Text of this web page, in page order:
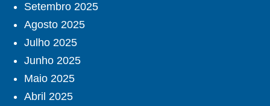
Setembro 2025
Agosto 2025
Julho 2025
Junho 2025
Maio 2025
Abril 2025